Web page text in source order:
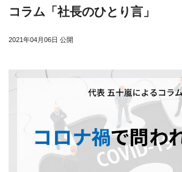
コラム「社長のひとり言」
2021年04月06日 公開